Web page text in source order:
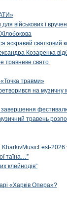
військових і
яскравий
Козаренка
травневе свято
травми»
на музичну
завершення
травень
KharkivMusicFest-2026
таїна…”
клейнодів”
«Харків Опера»?